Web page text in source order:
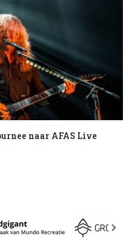
naar AFAS Live